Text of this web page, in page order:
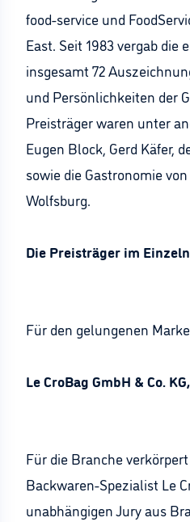
food-service und
East. Seit 1983 vergab die
insgesamt 72
und Persönlichkeiten der
Preisträger waren unter
Eugen Block, Gerd Käfer,
sowie die Gastronomie
Wolfsburg.
Die Preisträger im
Für den gelungenen
Le CroBag GmbH & Co.
Für die Branche
Backwaren-Spezialist Le
unabhängigen Jury aus